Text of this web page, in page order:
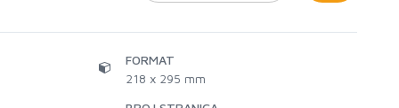
FORMAT
218 x 295 mm